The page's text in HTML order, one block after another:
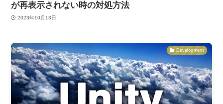
が再表示されない時の対処方法
2023年10月13日
Development